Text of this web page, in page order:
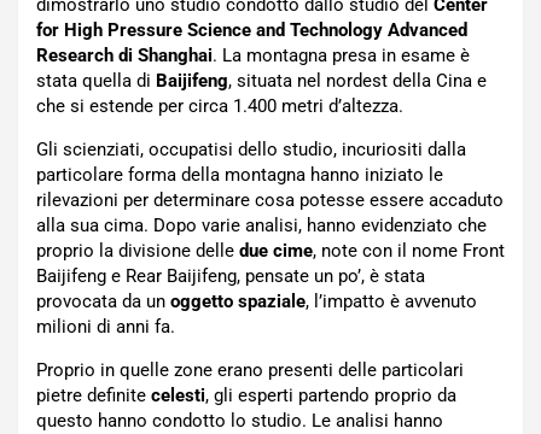
dimostrarlo uno studio condotto dallo studio del Center
for High Pressure Science and Technology Advanced
Research di Shanghai. La montagna presa in esame è
stata quella di Baijifeng, situata nel nordest della Cina e
che si estende per circa 1.400 metri d’altezza.
Gli scienziati, occupatisi dello studio, incuriositi dalla
particolare forma della montagna hanno iniziato le
rilevazioni per determinare cosa potesse essere accaduto
alla sua cima. Dopo varie analisi, hanno evidenziato che
proprio la divisione delle due cime, note con il nome Front
Baijifeng e Rear Baijifeng, pensate un po’, è stata
provocata da un oggetto spaziale, l’impatto è avvenuto
milioni di anni fa.
Proprio in quelle zone erano presenti delle particolari
pietre definite celesti, gli esperti partendo proprio da
questo hanno condotto lo studio. Le analisi hanno